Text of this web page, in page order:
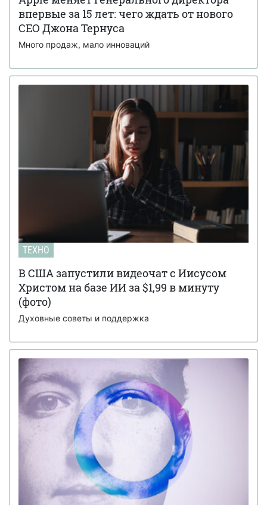
впервые за 15 лет: чего ждать от нового
CEO Джона Тернуса
Много продаж, мало инноваций
ТЕХНО
В США запустили видеочат с Иисусом
Христом на базе ИИ за $1,99 в минуту
(фото)
Духовные советы и поддержка